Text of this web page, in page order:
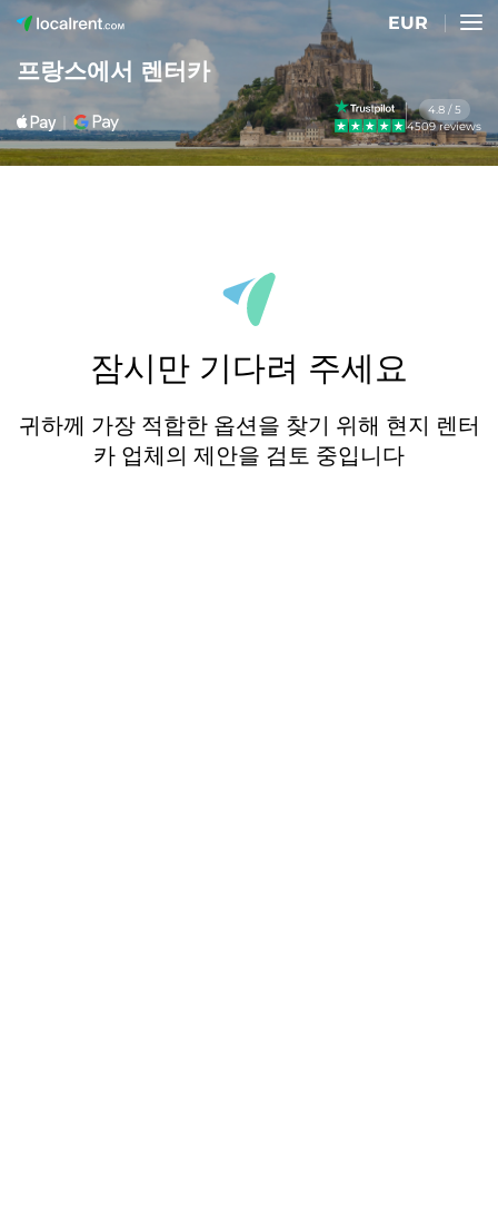
EUR
프랑스에서 렌터카
4.8 / 5
4509 reviews
잠시만 기다려 주세요
귀하께 가장 적합한 옵션을 찾기 위해 현지 렌터
카 업체의 제안을 검토 중입니다